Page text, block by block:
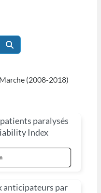
Rechercher des cours
(2008-2018)
paralysés
Index
anticipateurs par